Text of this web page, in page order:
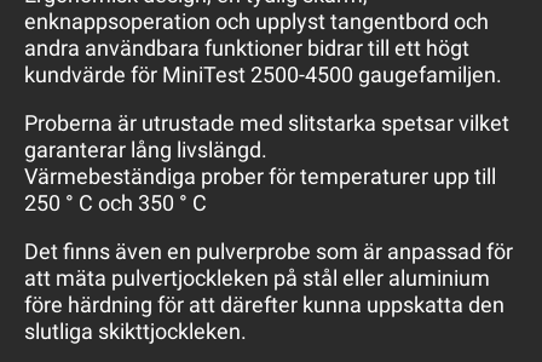
enknappsoperation och upplyst tangentbord och
andra användbara funktioner bidrar till ett högt
kundvärde för MiniTest 2500-4500 gaugefamiljen.
Proberna är utrustade med slitstarka spetsar vilket
garanterar lång livslängd.
Värmebeständiga prober för temperaturer upp till
250 ° C och 350 ° C
Det finns även en pulverprobe som är anpassad för
att mäta pulvertjockleken på stål eller aluminium
före härdning för att därefter kunna uppskatta den
slutliga skikttjockleken.